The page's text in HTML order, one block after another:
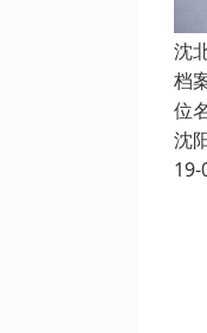
沈
档
位
沈
19-